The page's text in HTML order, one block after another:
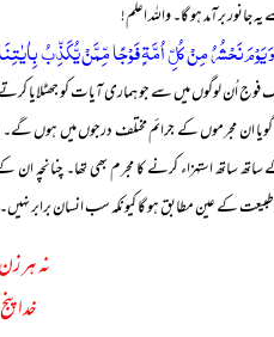
جانور برآمد ہو گا۔ واللہ اعلم!
نَحۡشُرُ مِنۡ کُلِّ اُمَّۃٍ فَوۡجًا مِّمَّنۡ یُّکَذِّبُ بِاٰیٰتِنَا
اُن لوگوں میں سے جو ہماری آیات کو جھٹلایا کرتے
مجرموں کے جرائم مختلف درجوں میں ہوں گے۔ ان میں
ساتھ استہزاء کرنے کا مجرم بھی تھا۔ چنانچہ
کے عین مطابق ہو گا کیونکہ سب انسان برابر
نہ ہر
خدا